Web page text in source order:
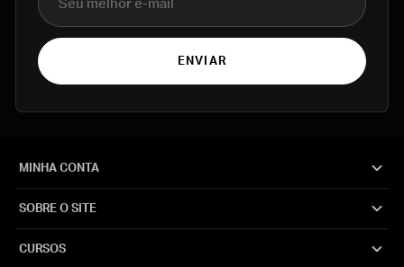
ENVIAR
MINHA CONTA
SOBRE O SITE
CURSOS